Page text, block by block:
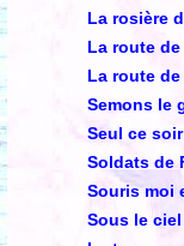
La rosière
La route
La route de
Semons le
Seul ce soir
Soldats de
Souris moi
Sous le